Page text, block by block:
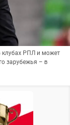
клубах РПЛ и может
зарубежья – в